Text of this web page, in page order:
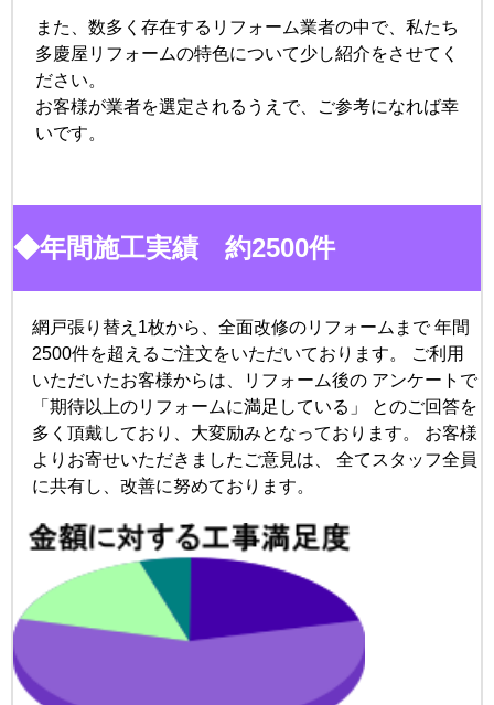
また、数多く存在するリフォーム業者の中で、私たち
多慶屋リフォームの特色について少し紹介をさせてく
ださい。
お客様が業者を選定されるうえで、ご参考になれば幸
いです。
◆年間施工実績 約2500件
網戸張り替え1枚から、全面改修のリフォームまで 年間
2500件を超えるご注文をいただいております。 ご利用
いただいたお客様からは、リフォーム後の アンケートで
「期待以上のリフォームに満足している」 とのご回答を
多く頂戴しており、大変励みとなっております。 お客様
よりお寄せいただきましたご意見は、 全てスタッフ全員
に共有し、改善に努めております。